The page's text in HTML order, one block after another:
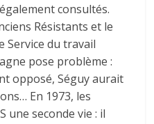
consultés.
Résistants et le
Service du travail
pose problème :
opposé, Séguy aurait
En 1973, les
une seconde vie : il